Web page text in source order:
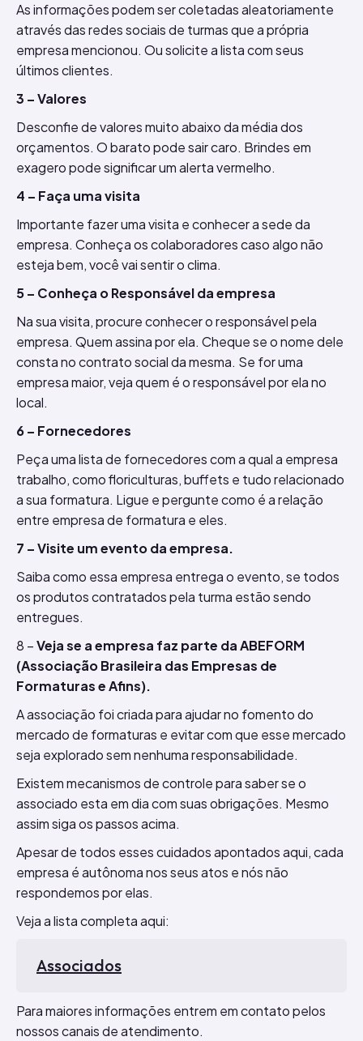
As informações podem ser coletadas aleatoriamente
através das redes sociais de turmas que a própria
empresa mencionou. Ou solicite a lista com seus
últimos clientes.
3 – Valores
Desconfie de valores muito abaixo da média dos
orçamentos. O barato pode sair caro. Brindes em
exagero pode significar um alerta vermelho.
4 – Faça uma visita
Importante fazer uma visita e conhecer a sede da
empresa. Conheça os colaboradores caso algo não
esteja bem, você vai sentir o clima.
5 – Conheça o Responsável da empresa
Na sua visita, procure conhecer o responsável pela
empresa. Quem assina por ela. Cheque se o nome dele
consta no contrato social da mesma. Se for uma
empresa maior, veja quem é o responsável por ela no
local.
6 – Fornecedores
Peça uma lista de fornecedores com a qual a empresa
trabalho, como floriculturas, buffets e tudo relacionado
a sua formatura. Ligue e pergunte como é a relação
entre empresa de formatura e eles.
7 – Visite um evento da empresa.
Saiba como essa empresa entrega o evento, se todos
os produtos contratados pela turma estão sendo
entregues.
8 –Veja se a empresa faz parte da ABEFORM
(Associação Brasileira das Empresas de
Formaturas e Afins).
A associação foi criada para ajudar no fomento do
mercado de formaturas e evitar com que esse mercado
seja explorado sem nenhuma responsabilidade.
Existem mecanismos de controle para saber se o
associado esta em dia com suas obrigações. Mesmo
assim siga os passos acima.
Apesar de todos esses cuidados apontados aqui, cada
empresa é autônoma nos seus atos e nós não
respondemos por elas.
Veja a lista completa aqui:
Associados
Para maiores informações entrem em contato pelos
nossos canais de atendimento.